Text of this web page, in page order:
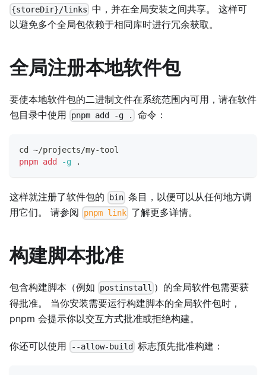
{storeDir}/links 中，并在全局安装之间共享。 这样可
以避免多个全局包依赖于相同库时进行冗余获取。
全局注册本地软件包
要使本地软件包的二进制文件在系统范围内可用，请在软件
包目录中使用
pnpm add -g . 命令：
cd
~/projects/my-tool
pnpm add -g .
这样就注册了软件包的 bin 条目，以便可以从任何地方调
用它们。 请参阅
pnpm link 了解更多详情。
构建脚本批准
包含构建脚本（例如 postinstall ）的全局软件包需要获
得批准。 当你安装需要运行构建脚本的全局软件包时，
pnpm 会提示你以交互方式批准或拒绝构建。
你还可以使用 --allow-build 标志预先批准构建：